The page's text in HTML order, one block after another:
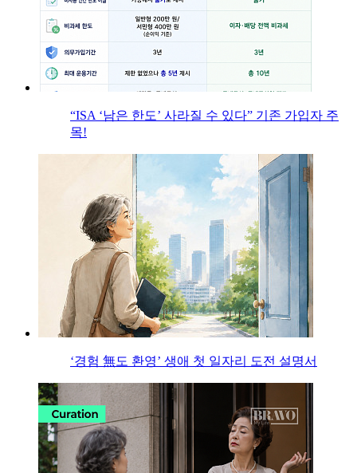
“ISA ‘남은 한도’ 사라질 수 있다” 기존 가입자 주
목!
‘경험 無도 환영’ 생애 첫 일자리 도전 설명서